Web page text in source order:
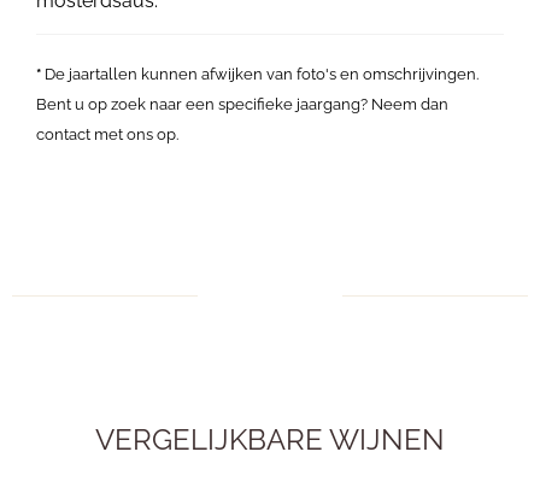
* De jaartallen kunnen afwijken van foto's en omschrijvingen.
Bent u op zoek naar een specifieke jaargang? Neem dan
contact met ons op.
VERGELIJKBARE WIJNEN